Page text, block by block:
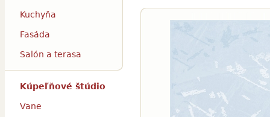
Kuchyňa
Fasáda
Salón a terasa
Kúpeľňové štúdio
Vane